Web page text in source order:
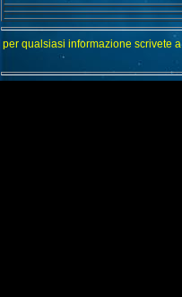
per qualsiasi informazione scrivete a